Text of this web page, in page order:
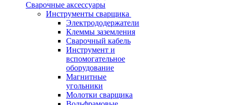
Сварочные аксессуары
Инструменты сварщика
Электрододержатели
Клеммы заземления
Сварочный кабель
Инструмент и
вспомогательное
оборудование
Магнитные
угольники
Молотки сварщика